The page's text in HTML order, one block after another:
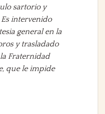
sartorio y
intervenido
general en la
y trasladado
Fraternidad
que le impide